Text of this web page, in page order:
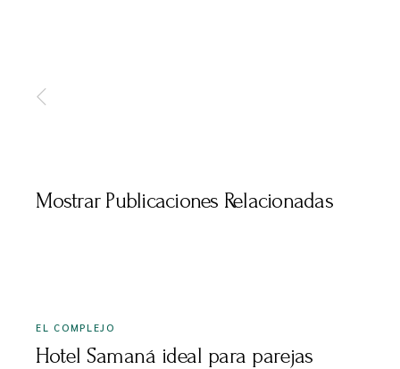
Mostrar Publicaciones Relacionadas
EL COMPLEJO
Hotel Samaná ideal para parejas